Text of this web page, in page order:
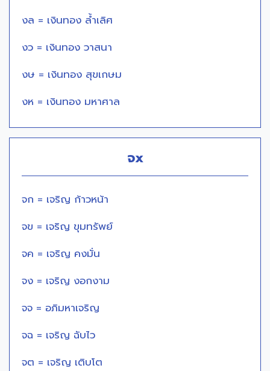
งล = เงินทอง ล้ำเลิศ
งว = เงินทอง วาสนา
งษ = เงินทอง สุขเกษม
งห = เงินทอง มหาศาล
จx
จก = เจริญ ก้าวหน้า
จข = เจริญ ขุมทรัพย์
จค = เจริญ คงมั่น
จง = เจริญ งอกงาม
จจ = อภิมหาเจริญ
จฉ = เจริญ ฉับไว
จต = เจริญ เติบโต